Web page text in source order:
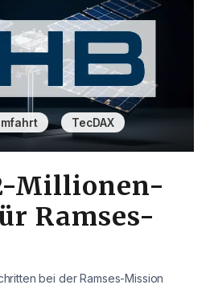
, TecDAX
Millionen-
Ramses-
bei der Ramses-Mission